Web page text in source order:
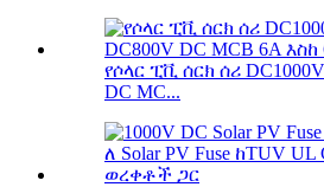
የሶላር ፒቪ ሰርክ ሰሪ
DC MC...